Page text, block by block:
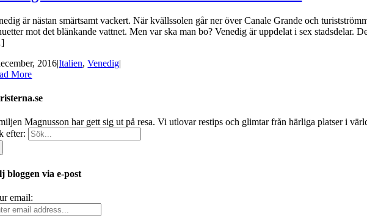
är nästan smärtsamt vackert. När kvällssolen går ner över Canale Grande och
mot det blänkande vattnet. Men var ska man bo? Venedig är uppdelat i sex stadsdelar.
2016|Italien,Venedig|
More
Magnusson har gett sig ut på resa. Vi utlovar restips och glimtar från härliga platser i
efter:
bloggen via e-post
email: